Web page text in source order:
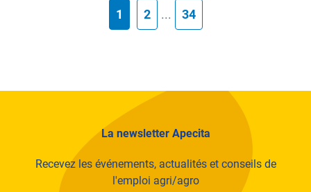
1 2 ... 34
La newsletter Apecita
Recevez les événements, actualités et conseils de
l'emploi agri/agro